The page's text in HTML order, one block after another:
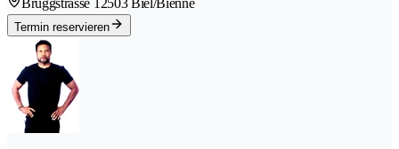
Brüggstrasse 1 2503 Biel/Bienne
Termin reservieren